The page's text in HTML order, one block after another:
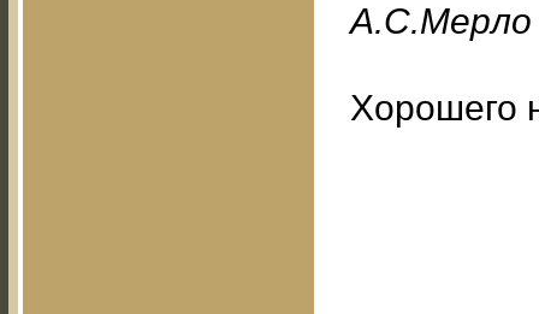
A.C.Mepлo
Хорошего